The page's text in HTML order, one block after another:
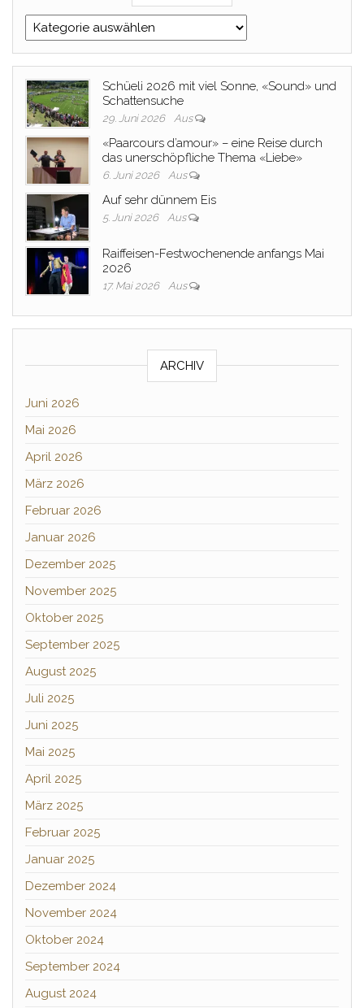
Kategorien
Schüeli 2026 mit viel Sonne, «Sound» und
Schattensuche
29. Juni 2026 Aus
«Paarcours d’amour» – eine Reise durch
das unerschöpfliche Thema «Liebe»
6. Juni 2026 Aus
Auf sehr dünnem Eis
5. Juni 2026 Aus
Raiffeisen-Festwochenende anfangs Mai
2026
17. Mai 2026 Aus
ARCHIV
Juni 2026
Mai 2026
April 2026
März 2026
Februar 2026
Januar 2026
Dezember 2025
November 2025
Oktober 2025
September 2025
August 2025
Juli 2025
Juni 2025
Mai 2025
April 2025
März 2025
Februar 2025
Januar 2025
Dezember 2024
November 2024
Oktober 2024
September 2024
August 2024